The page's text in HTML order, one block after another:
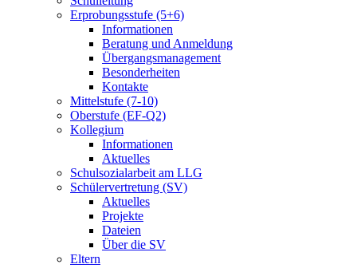
Erprobungsstufe (5+6)
Informationen
Beratung und Anmeldung
Übergangsmanagement
Besonderheiten
Kontakte
Mittelstufe (7-10)
Oberstufe (EF-Q2)
Kollegium
Informationen
Aktuelles
Schulsozialarbeit am LLG
Schülervertretung (SV)
Aktuelles
Projekte
Dateien
Über die SV
Eltern